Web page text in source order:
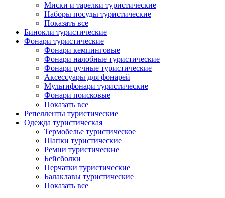
Миски и тарелки туристические
Наборы посуды туристические
Показать все
Бинокли туристические
Фонари туристические
Фонари кемпинговые
Фонари налобные туристические
Фонари ручные туристические
Аксессуары для фонарей
Мультифонари туристические
Фонари поисковые
Показать все
Репелленты туристические
Одежда туристическая
Термобелье туристическое
Шапки туристические
Ремни туристические
Бейсболки
Перчатки туристические
Балаклавы туристические
Показать все